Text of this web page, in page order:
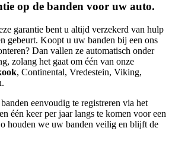
op de banden voor uw auto.
garantie bent u altijd verzekerd van hulp
gebeurt. Koopt u uw banden bij een ons
Dan vallen ze automatisch onder
zolang het gaat om één van onze
, Continental, Vredestein, Viking,
eenvoudig te registreren via het
één keer per jaar langs te komen voor een
houden we uw banden veilig en blijft de